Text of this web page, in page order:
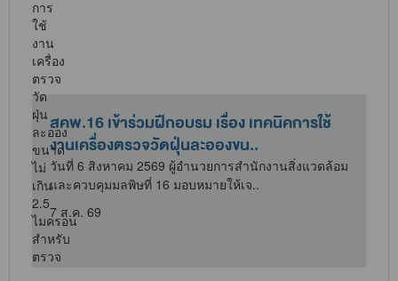
สคพ.16 เข้าร่วมฝึกอบรม เรื่อง เทคนิคการใช้
งานเครื่องตรวจวัดฝุ่นละอองขน..
วันที่ 6 สิงหาคม 2569 ผู้อำนวยการสำนักงานสิ่งแวดล้อม
และควบคุมมลพิษที่ 16 มอบหมายให้เจ..
7 ส.ค. 69